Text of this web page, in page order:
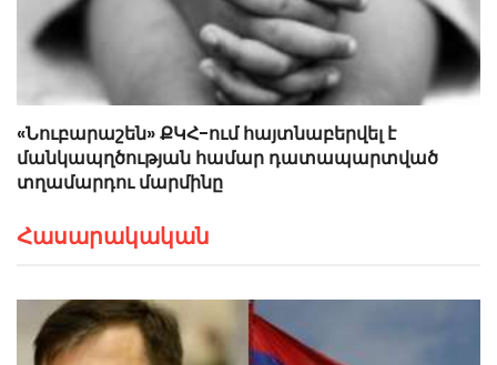
«Նուբարաշեն» ՔԿՀ-ում հայտնաբերվել է
մանկապղծության համար դատապարտված
տղամարդու մարմինը
Հասարակական